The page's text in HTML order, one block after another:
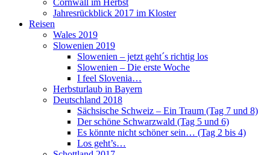
Cornwall im Herbst
Jahresrückblick 2017 im Kloster
Reisen
Wales 2019
Slowenien 2019
Slowenien – jetzt geht´s richtig los
Slowenien – Die erste Woche
I feel Slovenia…
Herbsturlaub in Bayern
Deutschland 2018
Sächsische Schweiz – Ein Traum (Tag 7 und 8)
Der schöne Schwarzwald (Tag 5 und 6)
Es könnte nicht schöner sein… (Tag 2 bis 4)
Los geht’s…